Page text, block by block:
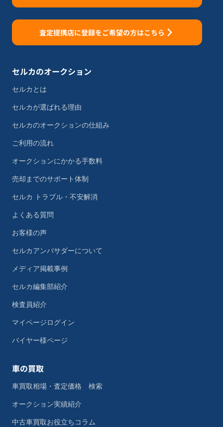
査定提携店に登録をご希望の方はこちら
セルカのオークション
セルカとは
セルカが選ばれる理由
セルカのオークションの仕組み
ご利用の流れ
オークションにかかる手数料
売却までのサポート体制
セルカ トラブル・不安解消
よくある質問
お客様の声
セルカアンバサダーについて
メディア掲載事例
セルカ編集部紹介
検査員紹介
マイページログイン
バイヤー様ページ
車の買取
車買取相場・査定価格 検索
オークション実績紹介
中古車買取お役立ちコラム